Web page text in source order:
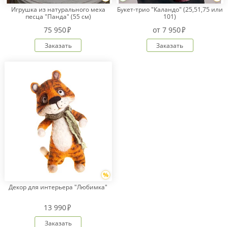
Игрушка из натурального меха
песца "Панда" (55 см)
75 950
Заказать
Букет-трио "Каландо" (25,51,75 или
101)
от7 950
Заказать
Декор для интерьера "Любимка"
13 990
Заказать